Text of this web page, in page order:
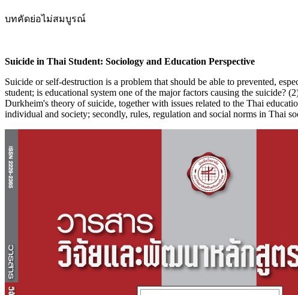
บทคัดย่อไม่สมบูรณ์
Suicide in Thai Student: Sociology and Education Perspective
Suicide or self-destruction is a problem that should be able to prevented,
student; is educational system one of the major factors causing the suicide?
Durkheim's theory of suicide, together with issues related to the Thai
individual and society; secondly, rules, regulation and social norms in Thai